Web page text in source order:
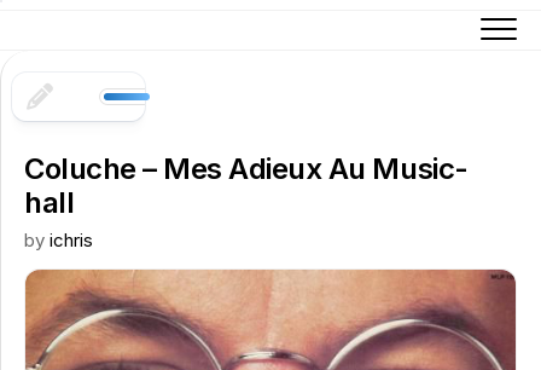
content
Coluche – Mes Adieux Au Music-
hall
by ichris